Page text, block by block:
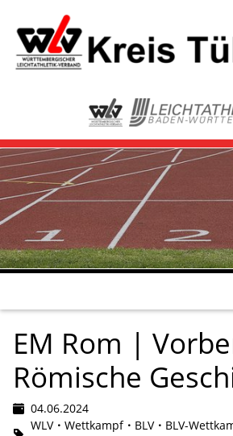
EM Rom |
Römische
04.06.2024
WLV
Wettkampf BLV BLV-